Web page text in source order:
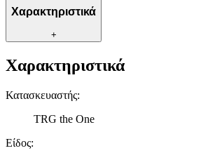
Χαρακτηριστικά
+
Χαρακτηριστικά
Κατασκευαστής:
TRG the One
Είδος: